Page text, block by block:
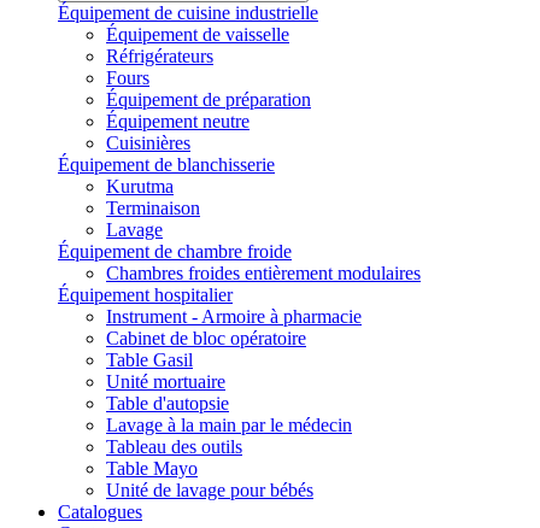
Équipement de cuisine industrielle
Équipement de vaisselle
Réfrigérateurs
Fours
Équipement de préparation
Équipement neutre
Cuisinières
Équipement de blanchisserie
Kurutma
Terminaison
Lavage
Équipement de chambre froide
Chambres froides entièrement modulaires
Équipement hospitalier
Instrument - Armoire à pharmacie
Cabinet de bloc opératoire
Table Gasil
Unité mortuaire
Table d'autopsie
Lavage à la main par le médecin
Tableau des outils
Table Mayo
Unité de lavage pour bébés
Catalogues